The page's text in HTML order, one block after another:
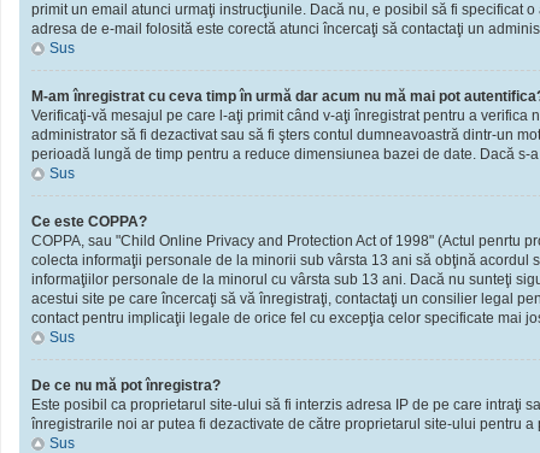
primit un email atunci urmaţi instrucţiunile. Dacă nu, e posibil să fi specificat
adresa de e-mail folosită este corectă atunci încercaţi să contactaţi un
Sus
M-am înregistrat cu ceva timp în urmă dar acum nu mă mai pot
Verificaţi-vă mesajul pe care l-aţi primit când v-aţi înregistrat pentru a
administrator să fi dezactivat sau să fi şters contul dumneavoastră dintr-un
perioadă lungă de timp pentru a reduce dimensiunea bazei de date. Dacă
Sus
Ce este COPPA?
COPPA, sau "Child Online Privacy and Protection Act of 1998" (Actul penrtu
colecta informaţii personale de la minorii sub vârsta 13 ani să obţină
informaţiilor personale de la minorul cu vârsta sub 13 ani. Dacă nu sunteţi
acestui site pe care încercaţi să vă înregistraţi, contactaţi un consilier legal
contact pentru implicaţii legale de orice fel cu excepţia celor specificate mai
Sus
De ce nu mă pot înregistra?
Este posibil ca proprietarul site-ului să fi interzis adresa IP de pe care intraţi
înregistrarile noi ar putea fi dezactivate de către proprietarul site-ului pentru
Sus